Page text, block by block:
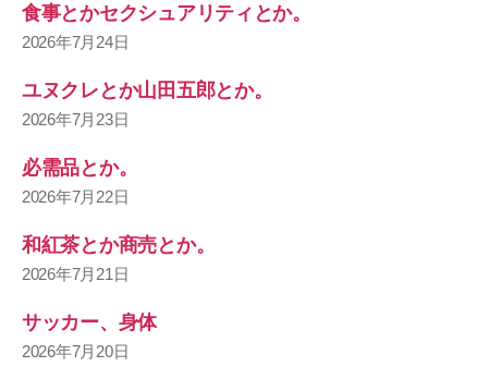
食事とかセクシュアリティとか。
2026年7月24日
ユヌクレとか山田五郎とか。
2026年7月23日
必需品とか。
2026年7月22日
和紅茶とか商売とか。
2026年7月21日
サッカー、身体
2026年7月20日